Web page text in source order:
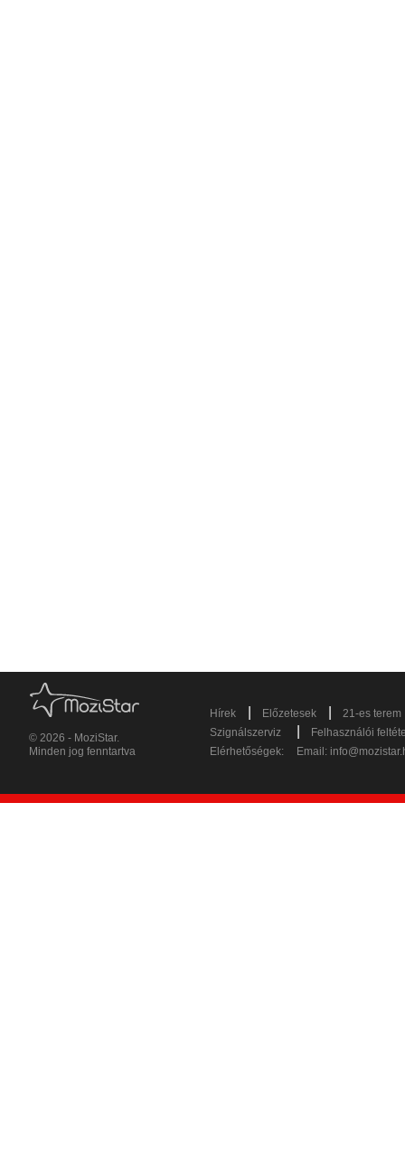
© 2026 - MoziStar.
Minden jog fenntartva
Hírek Előzetesek
21-es terem
Szignálszerviz
Felhasználói
Elérhetőségek:
Email: